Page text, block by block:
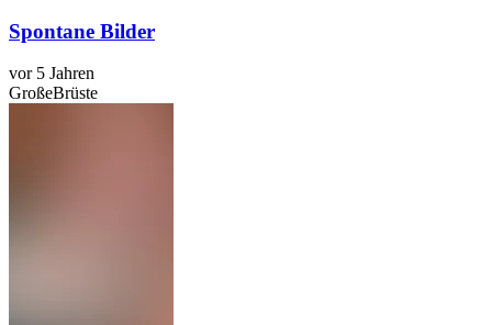
Spontane Bilder
vor 5 Jahren
GroßeBrüste